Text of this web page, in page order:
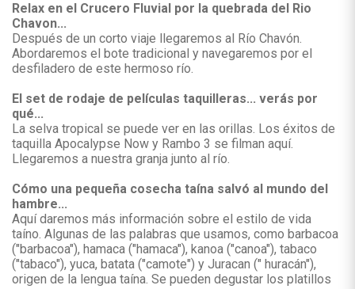
Relax en el Crucero Fluvial por la quebrada del Rio
Chavon...
Después de un corto viaje llegaremos al Río Chavón.
Abordaremos el bote tradicional y navegaremos por el
desfiladero de este hermoso río.
El set de rodaje de películas taquilleras... verás por
qué...
La selva tropical se puede ver en las orillas. Los éxitos de
taquilla Apocalypse Now y Rambo 3 se filman aquí.
Llegaremos a nuestra granja junto al río.
Cómo una pequeña cosecha taína salvó al mundo del
hambre...
Aquí daremos más información sobre el estilo de vida
taíno. Algunas de las palabras que usamos, como barbacoa
("barbacoa"), hamaca ("hamaca"), kanoa ("canoa"), tabaco
("tabaco"), yuca, batata ("camote") y Juracan (" huracán"),
origen de la lengua taína. Se pueden degustar los platillos